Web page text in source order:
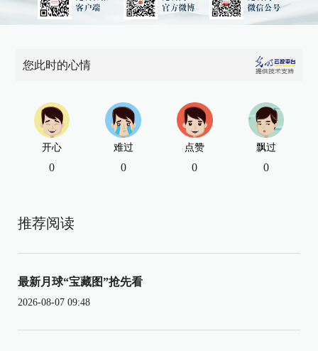
您此时的心情
开心
0
难过
0
点赞
0
飘过
0
推荐阅读
最新月球“宝藏图”抢先看
2026-08-07 09:48